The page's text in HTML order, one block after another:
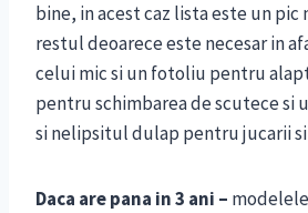
bine, in acest caz lista este un
restul deoarece este necesar in
celui mic si un fotoliu pentru
pentru schimbarea de scutece si
si nelipsitul dulap pentru jucarii si
Daca are pana in 3 ani –